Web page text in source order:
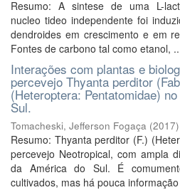
Resumo: A sintese de uma L-
nucleo tideo independente foi
dendroides em crescimento e em
Fontes de carbono tal como etanol,
Interações com plantas e
percevejo Thyanta perditor
(Heteroptera: Pentatomidae)
Sul.
Tomacheski, Jefferson Fogaça (2017)
Resumo: Thyanta perditor (F.)
percevejo Neotropical, com ampla
da América do Sul. É
cultivados, mas há pouca